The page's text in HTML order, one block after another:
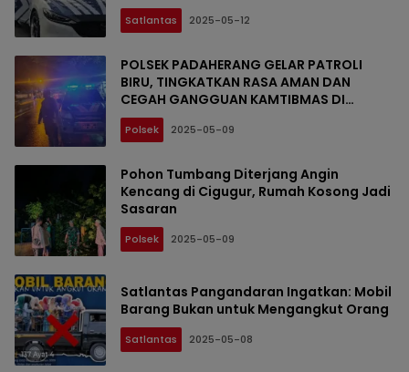
Satlantas 2025-05-12
POLSEK PADAHERANG GELAR PATROLI
BIRU, TINGKATKAN RASA AMAN DAN
CEGAH GANGGUAN KAMTIBMAS DI
WILAYAH PANGANDARAN
Polsek 2025-05-09
Pohon Tumbang Diterjang Angin
Kencang di Cigugur, Rumah Kosong Jadi
Sasaran
Polsek 2025-05-09
Satlantas Pangandaran Ingatkan: Mobil
Barang Bukan untuk Mengangkut Orang
Satlantas 2025-05-08